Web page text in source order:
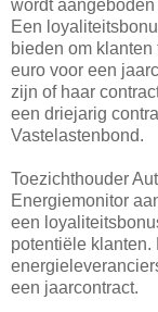
wordt
Een
bieden om
euro voor een
zijn of haar
een driejarig
Vastelastenbond.
Toezichthouder
Energiemonitor
een
potentiële
een jaarcontract.